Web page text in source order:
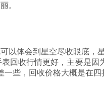
。
以体会到星空尽收眼底
回收行情更好，主要是
些，回收价格大概是在四